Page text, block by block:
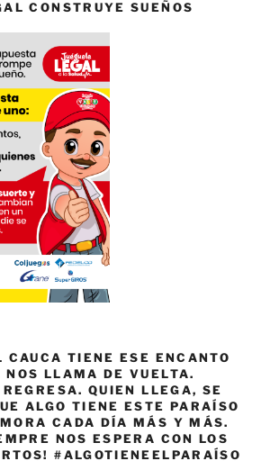
CONSTRUYE SUEÑOS
CAUCA TIENE ESE ENCANTO
NOS LLAMA DE VUELTA.
QUIEN LLEGA, SE
ALGO TIENE ESTE PARAÍSO
CADA DÍA MÁS Y MÁS.
NOS ESPERA CON LOS
#ALGOTIENEELPARAÍSO